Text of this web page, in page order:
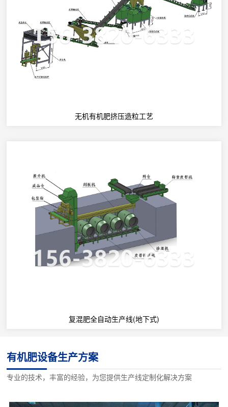
无机有机肥挤压造粒工艺
复混肥全自动生产线(地下式)
有机肥设备生产方案
专业的技术，丰富的经验，为您提供生产线定制化解决方案